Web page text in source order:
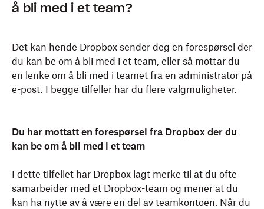
å bli med i et team?
Det kan hende Dropbox sender deg en forespørsel der
du kan be om å bli med i et team, eller så mottar du
en lenke om å bli med i teamet fra en administrator på
e-post. I begge tilfeller har du flere valgmuligheter.
Du har mottatt en forespørsel fra Dropbox der du
kan be om å bli med i et team
I dette tilfellet har Dropbox lagt merke til at du ofte
samarbeider med et Dropbox-team og mener at du
kan ha nytte av å være en del av teamkontoen. Når du